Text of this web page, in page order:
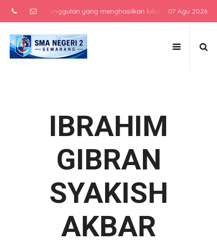
atas unggulan yang menghasilkan lulusan berkarakter,
07 Agu 2026
IBRAHIM
GIBRAN
SYAKISH
AKBAR